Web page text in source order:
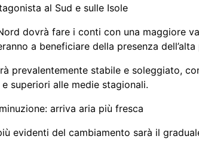
al Sud e sulle Isole
dovrà fare i conti con una maggiore
a beneficiare della presenza dell’alta
prevalentemente stabile e soleggiato,
superiori alle medie stagionali.
arriva aria più fresca
evidenti del cambiamento sarà il